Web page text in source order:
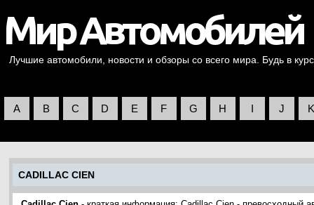
Лучшие автомобили, новости и обзоры со всего мира. Будь в
A B C D E F G H I J K
CADILLAC CIEN